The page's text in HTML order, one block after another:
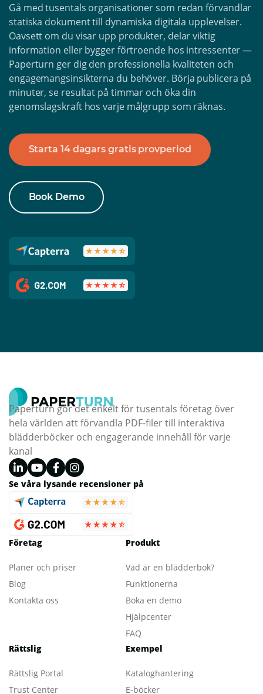
Gå med tusentals organisationer som redan förvandlar
statiska dokument till dynamiska digitala upplevelser.
Oavsett om du visar upp produkter, delar viktig
information eller bygger förtroende hos intressenter —
Paperturn ger dig den professionella kvaliteten och
engagemangsinsikterna du behöver. Börja publicera på
minuter, se resultat på timmar och öka din
genomslagskraft hos varje målgrupp som räknas.
Starta 14 dagars gratis provperiod
Book Demo
Paperturn gör det enkelt för tusentals företag över
hela världen att förvandla PDF-filer till interaktiva
blädderböcker och engagerande innehåll för varje
kanal
Se våra lysande recensioner på
Företag
Planer och priser
Blog
Kontakta oss
Produkt
Vad är en blädderbok?
Funktionerna
Boka en demo
Hjälpcenter
FAQ
Rättslig
Rättslig Portal
Trust Center
Exempel
Kataloghantering
E-böcker